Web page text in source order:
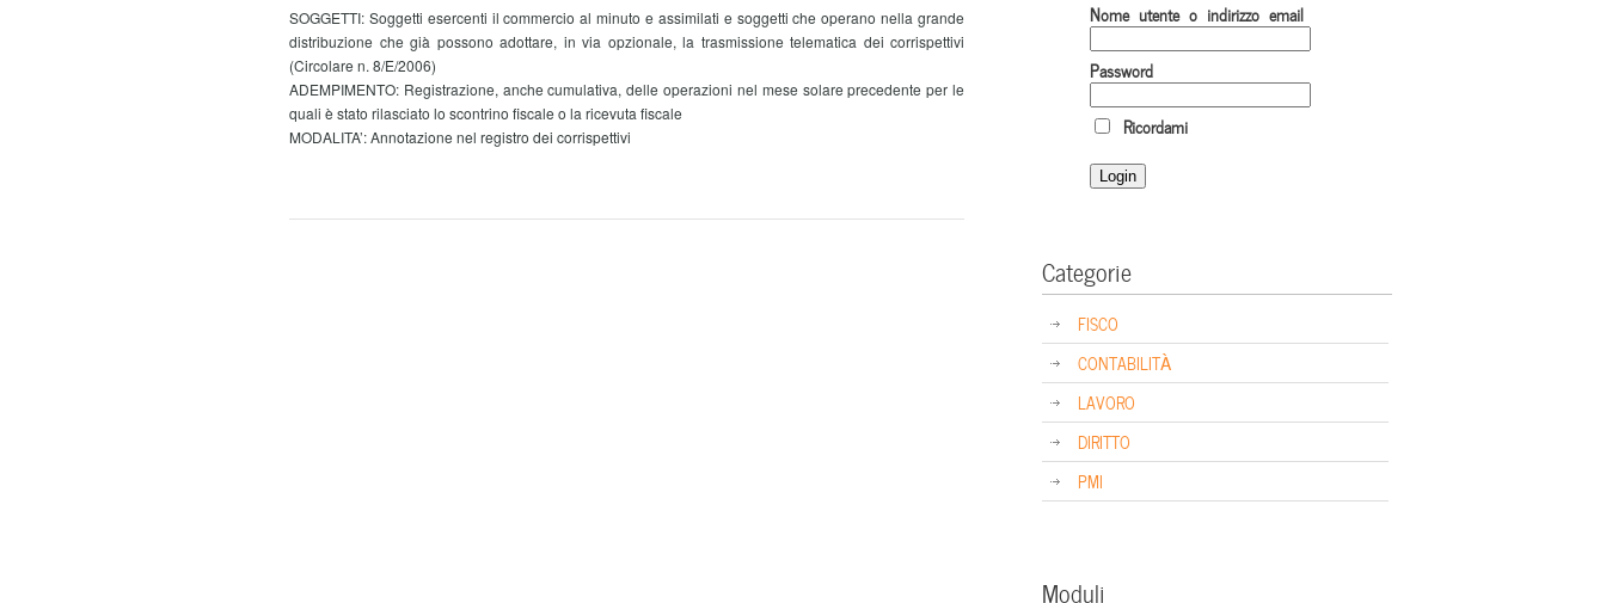
SOGGETTI: Soggetti esercenti il commercio al minuto e assimilati e soggetti che operano nella grande
distribuzione che già possono adottare, in via opzionale, la trasmissione telematica dei corrispettivi
(Circolare n. 8/E/2006)
ADEMPIMENTO: Registrazione, anche cumulativa, delle operazioni nel mese solare precedente per le
quali è stato rilasciato lo scontrino fiscale o la ricevuta fiscale
MODALITA’: Annotazione nel registro dei corrispettivi
Nome utente o indirizzo email
Password
Ricordami
Categorie
FISCO
CONTABILITÀ
LAVORO
DIRITTO
PMI
Moduli